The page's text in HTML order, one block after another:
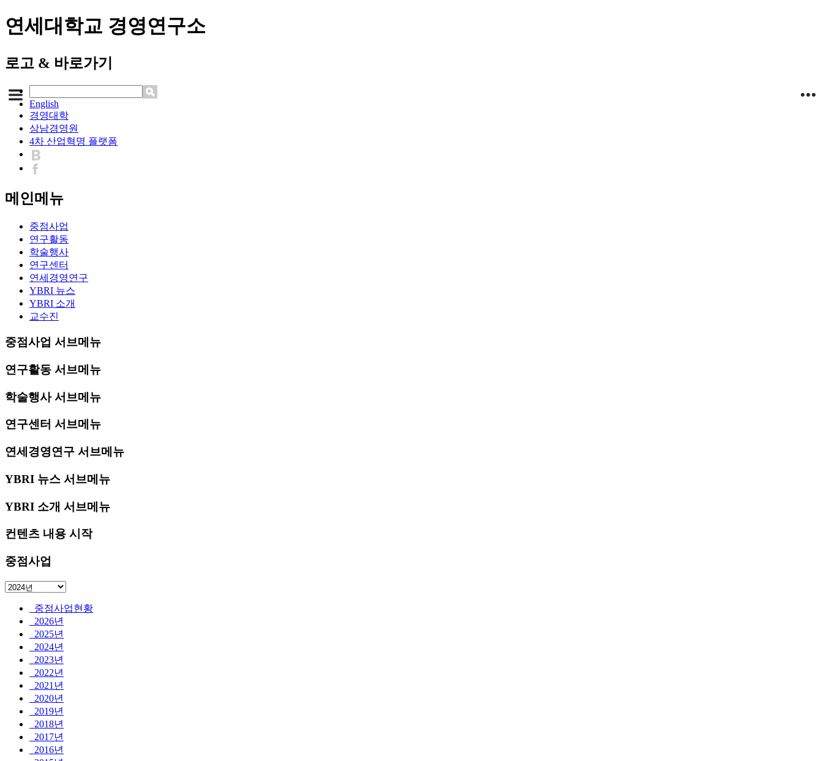
연세대학교 경영연구소
로고 & 바로가기
English
경영대학
상남경영원
4차 산업혁명 플랫폼
메인메뉴
중점사업
연구활동
학술행사
연구센터
연세경영연구
YBRI 뉴스
YBRI 소개
교수진
중점사업 서브메뉴
연구활동 서브메뉴
학술행사 서브메뉴
연구센터 서브메뉴
연세경영연구 서브메뉴
YBRI 뉴스 서브메뉴
YBRI 소개 서브메뉴
컨텐츠 내용 시작
중점사업
중점사업현황
2026년
2025년
2024년
2023년
2022년
2021년
2020년
2019년
2018년
2017년
2016년